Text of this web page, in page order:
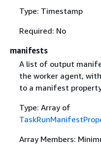
Type: Timestamp
Required: No
manifests
A list of output
the worker agent,
to a manifest
Type: Array of
Array Members: